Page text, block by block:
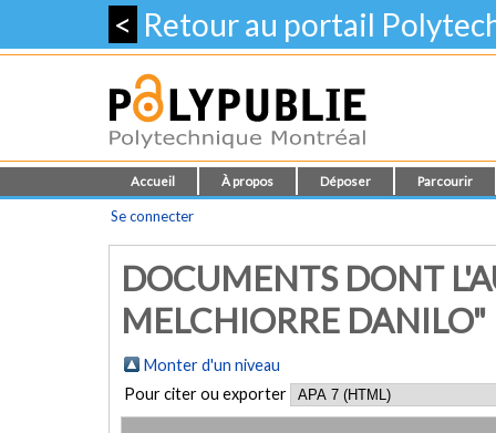
< Retour au portail
Accueil À propos Déposer Parcourir
Se connecter
DOCUMENTS DONT
MELCHIORRE DANILO"
Monter d'un niveau
Pour citer ou exporter